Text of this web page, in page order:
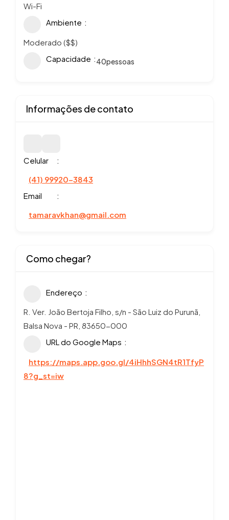
Wi-Fi
Ambiente
Moderado ($$)
Capacidade
40pessoas
Informações de contato
Celular
(41) 99920-3843
Email
tamaravkhan@gmail.com
Como chegar?
Endereço
R. Ver. João Bertoja Filho, s/n - São Luiz do Purunã,
Balsa Nova - PR, 83650-000
URL do Google Maps
https://maps.app.goo.gl/4iHhhSGN4tR1TfyP
8?g_st=iw